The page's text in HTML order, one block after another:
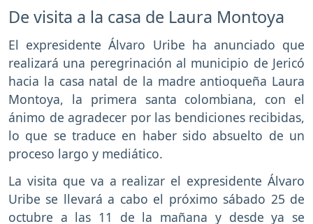
De visita a la casa de Laura Montoya
El expresidente Álvaro Uribe ha anunciado que
realizará una peregrinación al municipio de Jericó
hacia la casa natal de la madre antioqueña Laura
Montoya, la primera santa colombiana, con el
ánimo de agradecer por las bendiciones recibidas,
lo que se traduce en haber sido absuelto de un
proceso largo y mediático.
La visita que va a realizar el expresidente Álvaro
Uribe se llevará a cabo el próximo sábado 25 de
octubre a las 11 de la mañana y desde ya se